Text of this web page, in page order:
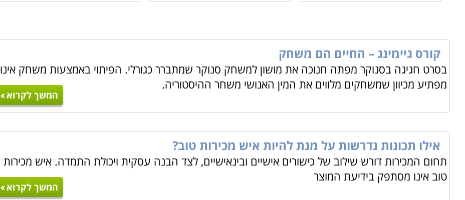
קורס גיימינג – החיים הם משחק
בסרט חגיגה בסנוקר מפתה חנוכה את מושון למשחק סנוקר שמתברר כגורלי. הפיתוי באמצעות משחק אינו
מפתיע מכיוון שמשחקים מלווים את המין האנושי משחר ההיסטוריה.
המשך לקרוא
אילו תכונות נדרשות על מנת להיות איש מכירות טוב?
תחום המכירות דורש שילוב של כישורים אישיים ובינאישיים, לצד הבנה עסקית ויכולת התמדה. איש מכירות
טוב אינו מסתפק בידיעת המוצר
המשך לקרוא